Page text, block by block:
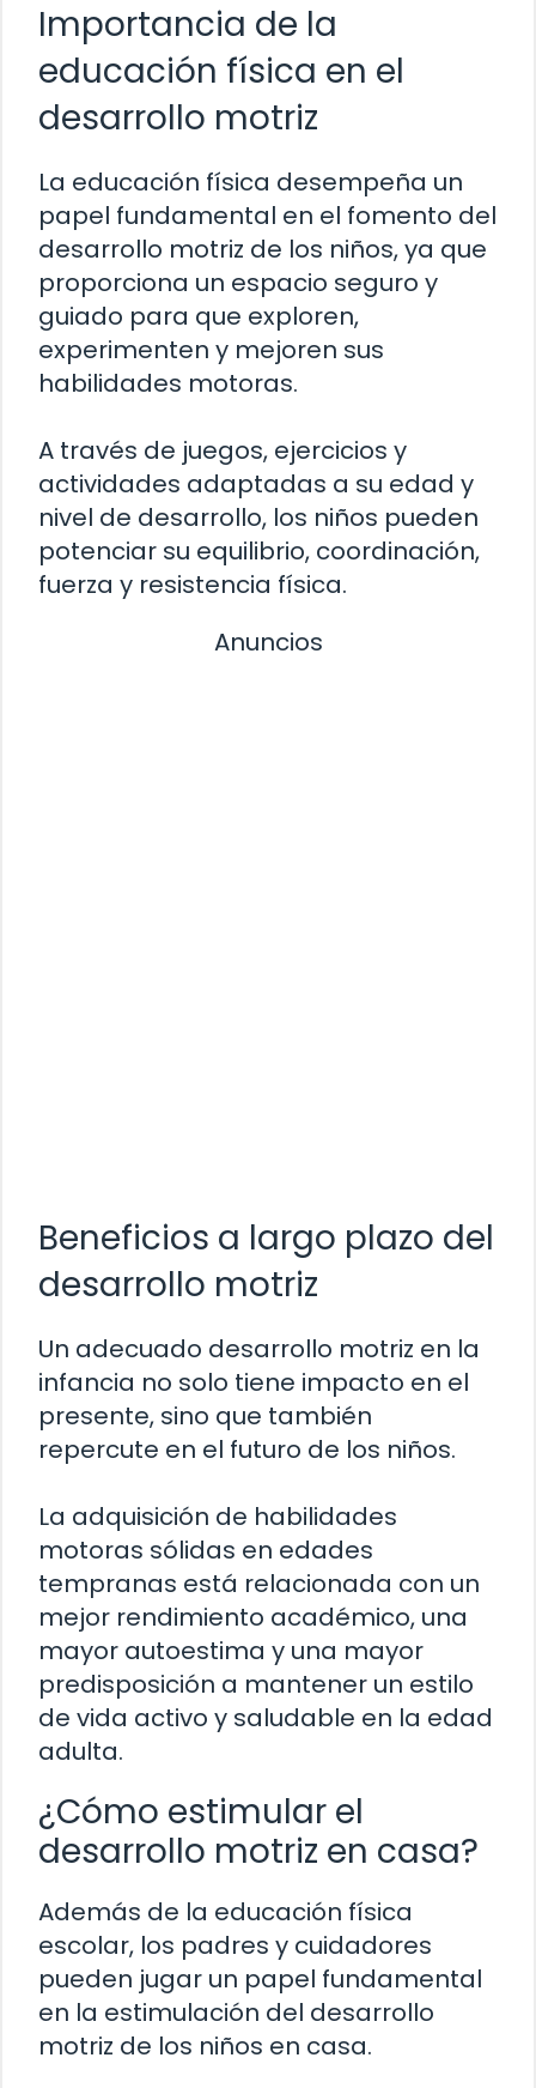
Importancia de la
educación física en el
desarrollo motriz
La educación física desempeña un
papel fundamental en el fomento del
desarrollo motriz de los niños, ya que
proporciona un espacio seguro y
guiado para que exploren,
experimenten y mejoren sus
habilidades motoras.
A través de juegos, ejercicios y
actividades adaptadas a su edad y
nivel de desarrollo, los niños pueden
potenciar su equilibrio, coordinación,
fuerza y resistencia física.
Anuncios
Beneficios a largo plazo del
desarrollo motriz
Un adecuado desarrollo motriz en la
infancia no solo tiene impacto en el
presente, sino que también
repercute en el futuro de los niños.
La adquisición de habilidades
motoras sólidas en edades
tempranas está relacionada con un
mejor rendimiento académico, una
mayor autoestima y una mayor
predisposición a mantener un estilo
de vida activo y saludable en la edad
adulta.
¿Cómo estimular el
desarrollo motriz en casa?
Además de la educación física
escolar, los padres y cuidadores
pueden jugar un papel fundamental
en la estimulación del desarrollo
motriz de los niños en casa.